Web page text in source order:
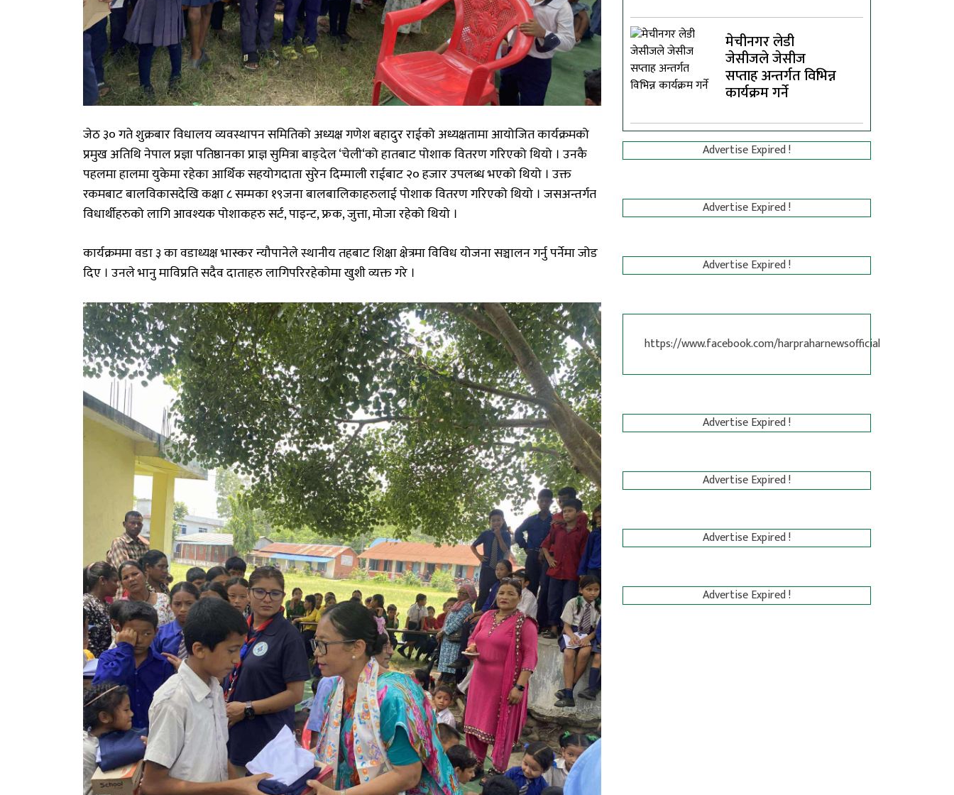
जेठ३०गतेशुक्रबारविधालयव्यवस्थापनसमितिकोअध्यक्षगणेश बहादुरराईकोअध्यक्षतामाआयोजितकार्यक्रमको
प्रमुखअतिथिनेपालप्रज्ञापतिष्ठानकाप्राज्ञसुमित्राबाङ्देल‘चेली‘कोहातबाटपोशाकवितरणगरिएकोथियो । उनकै
पहलमाहालमायुकेमारहेकाआर्थिकसहयोगदातासुरेनदिम्मालीराईबाट२०हजारउपलब्धभएकोथियो । उक्त
रकमबाटबालविकासदेखिकक्षा८सम्मका१९जनाबालबालिकाहरुलाईपोशाकवितरणगरिएकोथियो । जसअन्तर्गत
विधार्थीहरुकोलागिआवश्यकपोशाकहरुसर्ट,पाइन्ट,फ्रक,जुत्ता,मोजारहेकोथियो ।
कार्यक्रममावडा३कावडाध्यक्षभास्करन्यौपानेलेस्थानीयतहबाटशिक्षाक्षेत्रमाविविधयोजनासञ्चालनगर्नुपर्नेमाजोड
दिए । उनलेभानुमाविप्रतिसदैवदाताहरुलागिपरिरहेकोमाखुशीव्यक्तगरे ।
मेचीनगर लेडी
जेसीजले जेसीज
सप्ताह अन्तर्गत विभिन्न
कार्यक्रम गर्ने
Advertise Expired !
Advertise Expired !
Advertise Expired !
https://www.facebook.com/harpraharnewsofficial
Advertise Expired !
Advertise Expired !
Advertise Expired !
Advertise Expired !